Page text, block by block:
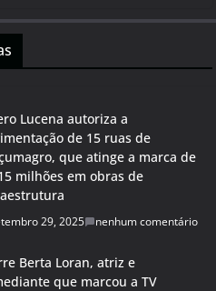
Lucena autoriza a
de 15 ruas de
que atinge a marca de
milhões em obras de
29, 2025 nenhum comentário
Berta Loran, atriz e
que marcou a TV